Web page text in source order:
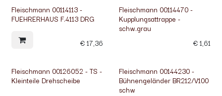
Fleischmann 00114113 -
FUEHRERHAUS F.4113 DRG
€17,36
Fleischmann 00114470 -
Kupplungsattrappe -
schw.grau
€1,61
Fleischmann 00126052 - TS -
Kleinteile Drehscheibe
Fleischmann 00144230 -
Bühnengeländer BR212/V100
schw